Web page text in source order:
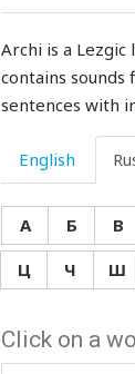
Archi is a
contains
sentences with
English
А Б В
Ц
Ч Ш
Click on a
рано
раньше
раскаиваться
раскатывать